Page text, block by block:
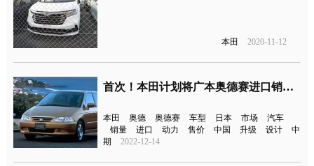
本田 2020-11-12
首次！本田计划将广本奥德赛进口销往本土
本田 奥德 奥德赛 车型 日本 市场
汽车
销量
进口 动力 售价 中国 升级 设计
中
期
2022-12-14